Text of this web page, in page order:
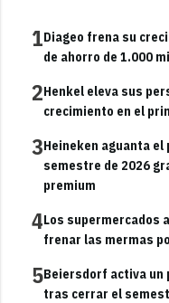
1Diageo frena su
de ahorro de 1.000
2Henkel eleva sus
crecimiento en el
3Heineken aguanta
semestre de 2026
premium
4Los supermercados
frenar las mermas
5Beiersdorf activa un
tras cerrar el